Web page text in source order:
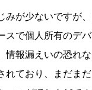
みが少ないですが
スで個人所有のデ
情報漏えいの恐れ
れており、まだま